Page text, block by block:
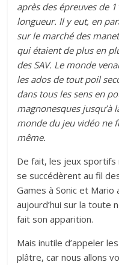
après des épreuves de
longueur. Il y eut, en
sur le marché des
qui étaient de plus en
des SAV. Le monde
les ados de tout poil
dans tous les sens en
magnonesques jusqu’à
monde du jeu vidéo ne
même.
De fait, les jeux
se succédèrent au fil
Games à Sonic et Mario
aujourd’hui sur la toute
fait son apparition.
Mais inutile d’appeler
plâtre, car nous allons